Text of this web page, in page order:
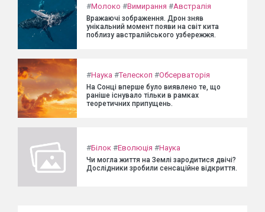
#Молоко #Вимирання #Австралія
Вражаючі зображення. Дрон зняв
унікальний момент появи на світ кита
поблизу австралійського узбережжя.
#Наука #Телескоп #Обсерваторія
На Сонці вперше було виявлено те, що
раніше існувало тільки в рамках
теоретичних припущень.
#Білок #Еволюція #Наука
Чи могла життя на Землі зародитися двічі?
Дослідники зробили сенсаційне відкриття.